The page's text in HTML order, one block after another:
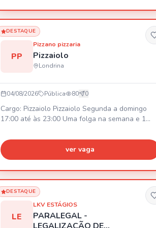
DESTAQUE
PP
Pizzano pizzaria
Pizzaiolo
Londrina
04/08/2026 Pública 80 0
Cargo: Pizzaiolo Pizzaiolo Segunda a domingo
17:00 até às 23:00 Uma folga na semana e 1
podendo ajustar rápido dependendo do
desenvolvimento.
ver vaga
DESTAQUE
LE
LKV ESTÁGIOS
PARALEGAL -